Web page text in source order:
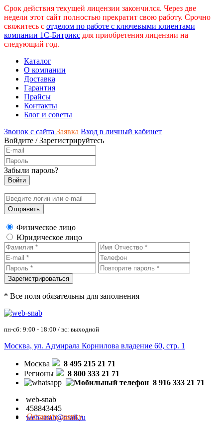
Срок действия текущей лицензии закончился. Через две
недели этот сайт полностью прекратит свою работу. Срочно
свяжитесь с отделом по работе с ключевыми клиентами
компании 1С-Битрикс для приобретения лицензии на
следующий год.
Каталог
О компании
Доставка
Гарантия
Прайсы
Контакты
Блог и советы
Звонок с сайта Заявка Вход в личный кабинет
Войдите /Зарегистрируйтесь
Забыли пароль?
Физическое лицо
Юридическое лицо
* Все поля обязательны для заполнения
пн-сб: 9:00 - 18:00 / вс: выходной
Москва, ул. Адмирала Корнилова владение 60, стр. 1
Москва
8 495 215 21 71
Регионы
8 800 333 21 71
8 916 333 21 71
web-snab
458843445
web-snab@mail.ru
Оставить заявку